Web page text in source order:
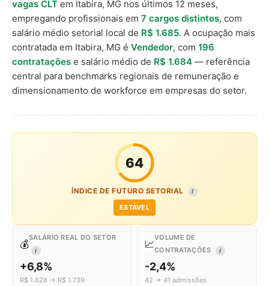
vagas CLT em Itabira, MG nos últimos 12 meses,
empregando profissionais em 7 cargos distintos, com
salário médio setorial local de R$ 1.685. A ocupação mais
contratada em Itabira, MG é Vendedor, com 196
contratações e salário médio de R$ 1.684 — referência
central para benchmarks regionais de remuneração e
dimensionamento de workforce em empresas do setor.
64
ÍNDICE DE FUTURO SETORIAL I
ESTÁVEL
💰
SALÁRIO REAL DO SETOR
I
+6,8%
R$ 1.628 → R$ 1.739
📈
VOLUME DE
CONTRATAÇÕES
I
-2,4%
42 → 41 admissões